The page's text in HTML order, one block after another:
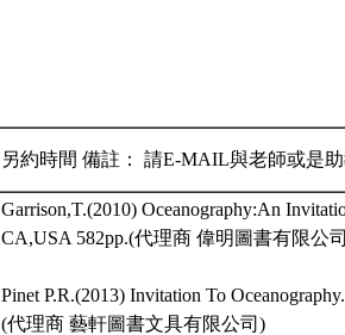
另約時間 備註： 請E-MAIL與老師或是
Garrison,T.(2010) Oceanography:An
CA,USA 582pp.(代理商 偉明圖書有限公
Pinet P.R.(2013) Invitation To
(代理商 藝軒圖書文具有限公司)